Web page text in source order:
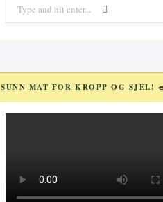
for:
SUNN MAT FOR KROPP OG SJEL!